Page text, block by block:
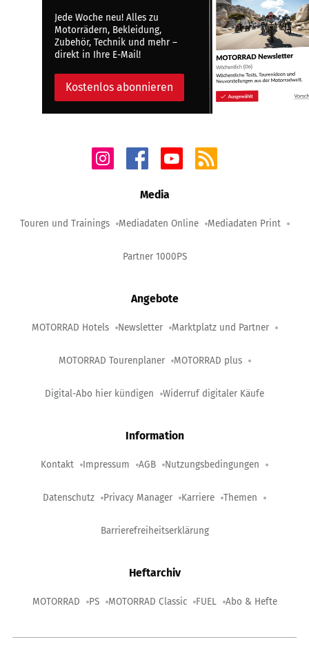
Jede Woche neu! Alles zu
Motorrädern, Bekleidung,
Zubehör, Technik und mehr –
direkt in Ihre E-Mail!
Kostenlos abonnieren
Media
Touren und Trainings Mediadaten Online Mediadaten Print
Partner 1000PS
Angebote
MOTORRAD Hotels Newsletter Marktplatz und Partner
MOTORRAD Tourenplaner MOTORRAD plus
Digital-Abo hier kündigen Widerruf digitaler Käufe
Information
Kontakt Impressum AGB Nutzungsbedingungen
Datenschutz Privacy Manager Karriere Themen
Barrierefreiheitserklärung
Heftarchiv
MOTORRAD PS MOTORRAD Classic FUEL Abo & Hefte